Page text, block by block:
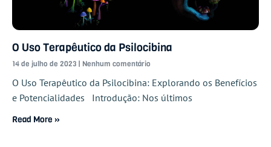
O Uso Terapêutico da Psilocibina
14 de julho de 2023 Nenhum comentário
O Uso Terapêutico da Psilocibina: Explorando os Benefícios
e Potencialidades Introdução: Nos últimos
Read More »